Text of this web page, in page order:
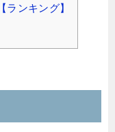
ランキング】